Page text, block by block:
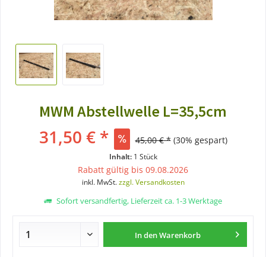
MWM Abstellwelle L=35,5cm
31,50 € * 45,00 € * (30% gespart)
Inhalt: 1 Stück
Rabatt gültig bis 09.08.2026
inkl. MwSt.zzgl. Versandkosten
Sofort versandfertig, Lieferzeit ca. 1-3 Werktage
In denWarenkorb